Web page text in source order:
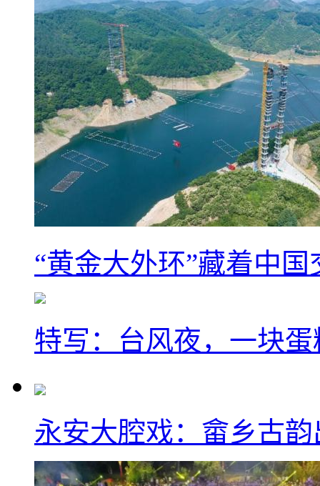
“黄金大外环”藏着中
特写：台风夜，一块
永安大腔戏：畲乡古